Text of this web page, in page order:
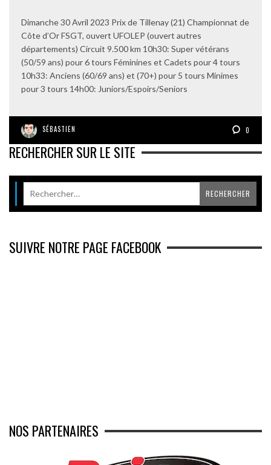
Dimanche 30 Avril 2023 Prix de Tillenay (21) Championnat de
Côte d’Or FSGT, ouvert UFOLEP (ouvert autres
départements) Circuit 9.500 km 10h30: Super vétérans
(50/59 ans) pour 6 tours Féminines et Cadets pour 4 tours
10h33: Anciens (60/69 ans) et (70+) pour 5 tours Minimes
pour 3 tours 14h00: Juniors/Espoirs/Seniors
SÉBASTIEN 0
RECHERCHER SUR LE SITE
SUIVRE NOTRE PAGE FACEBOOK
NOS PARTENAIRES